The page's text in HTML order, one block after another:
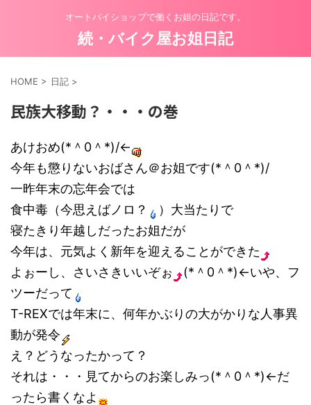
オートバイショップで働くお姐の日記です。
続・バイク屋お姐日記
HOME > 日記 >
民族大移動？・・・の巻
あけおめ(*＾0＾*)/←
今年も懲りないおばさん＠お姐です(*＾0＾*)/
一昨年末の忘年会では
食中毒（今思えばノロ？
）大当たりで
寝たきり年越しだったお姐だが
今年は、元気よく新年を迎えることができた
よぉーし、さいさきいいぞぉ
(*＾0＾*)←いや、フ
ツーだって
T-REXでは年末に、何年かぶりの大がかりな人事異
動が発令
え？どうなったかって？
それは・・・見てからのお楽しみっ(*＾0＾*)←だ
ったら書くなよ